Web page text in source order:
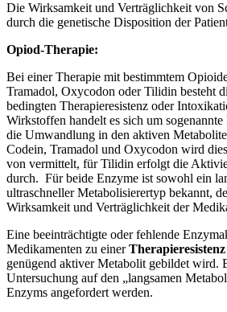
Die Wirksamkeit und Verträglichkeit von
durch die genetische Disposition der
Opiod-Therapie:
Bei einer Therapie mit bestimmtem
Tramadol, Oxycodon oder Tilidin besteht
bedingten Therapieresistenz oder
Wirkstoffen handelt es sich um
die Umwandlung in den aktiven
Codein, Tramadol und Oxycodon wird
von vermittelt, für Tilidin erfolgt die
durch. Für beide Enzyme ist sowohl ein
ultraschneller Metabolisierertyp bekannt,
Wirksamkeit und Verträglichkeit der
Eine beeinträchtigte oder fehlende
Medikamenten zu einerTherapieresistenz
genügend aktiver Metabolit gebildet wird.
Untersuchung auf den „langsamen
Enzyms angefordert werden.